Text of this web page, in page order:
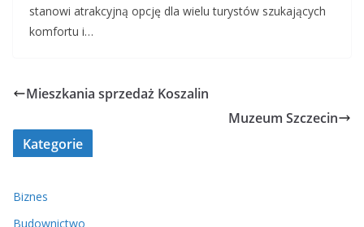
stanowi atrakcyjną opcję dla wielu turystów szukających
komfortu i…
Mieszkania sprzedaż Koszalin
Muzeum Szczecin
Kategorie
Biznes
Budownictwo